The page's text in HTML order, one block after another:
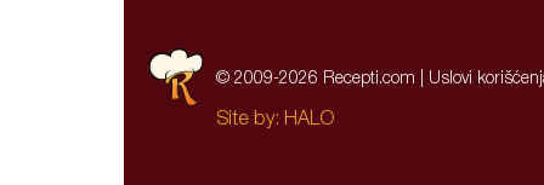
© 2009-2026 Recepti.com | Uslovi
Site by: HALO